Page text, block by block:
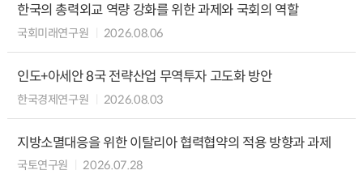
한국의 총력외교 역량 강화를 위한 과제와 국회의 역할
국회미래연구원 2026.08.06
인도+아세안 8국 전략산업 무역투자 고도화 방안
한국경제연구원 2026.08.03
지방소멸대응을 위한 이탈리아 협력협약의 적용 방향과 과제
국토연구원 2026.07.28